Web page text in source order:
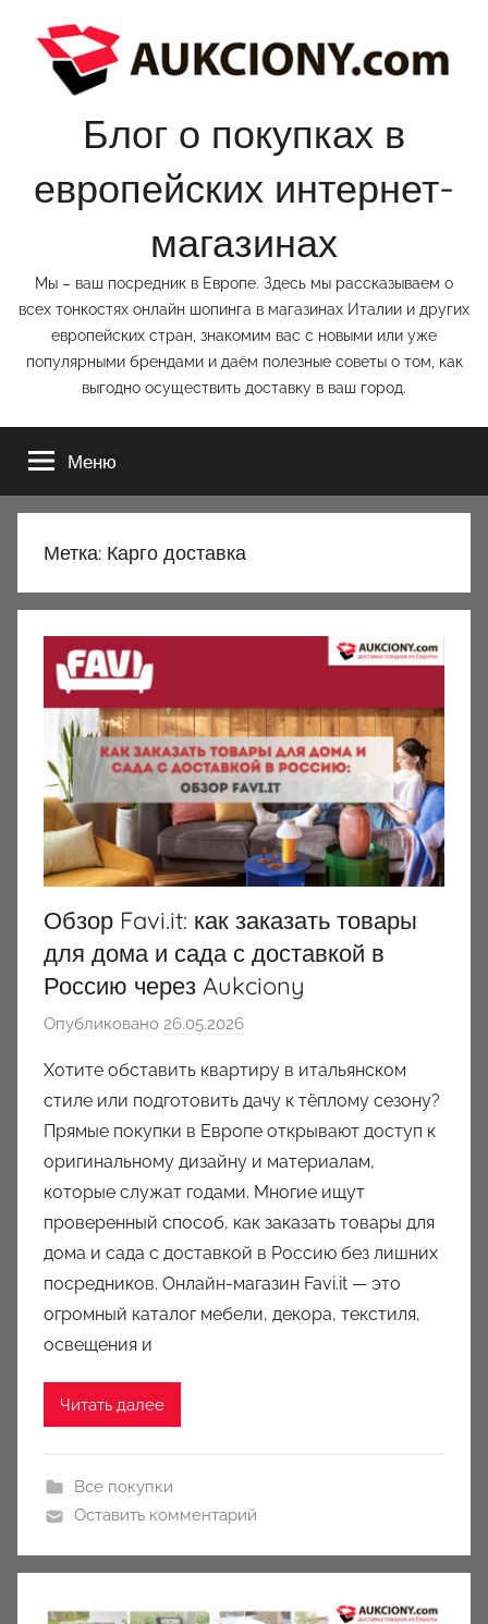
содержимому
Блог о покупках в
европейских интернет-
магазинах
Мы – ваш посредник в Европе. Здесь мы рассказываем о
всех тонкостях онлайн шопинга в магазинах Италии и других
европейских стран, знакомим вас с новыми или уже
популярными брендами и даём полезные советы о том, как
выгодно осуществить доставку в ваш город.
Меню
Метка: Карго доставка
Обзор Favi.it: как заказать товары
для дома и сада с доставкой в
Россию через Aukciony
Опубликовано 26.05.2026
т
о
р
о
м
a
u
k
c
Хотите обставить квартиру в итальянском
стиле или подготовить дачу к тёплому сезону?
Прямые покупки в Европе открывают доступ к
оригинальному дизайну и материалам,
которые служат годами. Многие ищут
проверенный способ, как заказать товары для
дома и сада с доставкой в Россию без лишних
посредников. Онлайн-магазин Favi.it — это
огромный каталог мебели, декора, текстиля,
освещения и
Читать далее
Все покупки
Оставить комментарий